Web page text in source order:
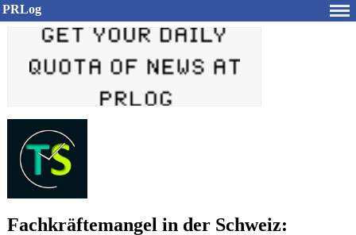
PRLog
Fachkräftemangel in der Schweiz: